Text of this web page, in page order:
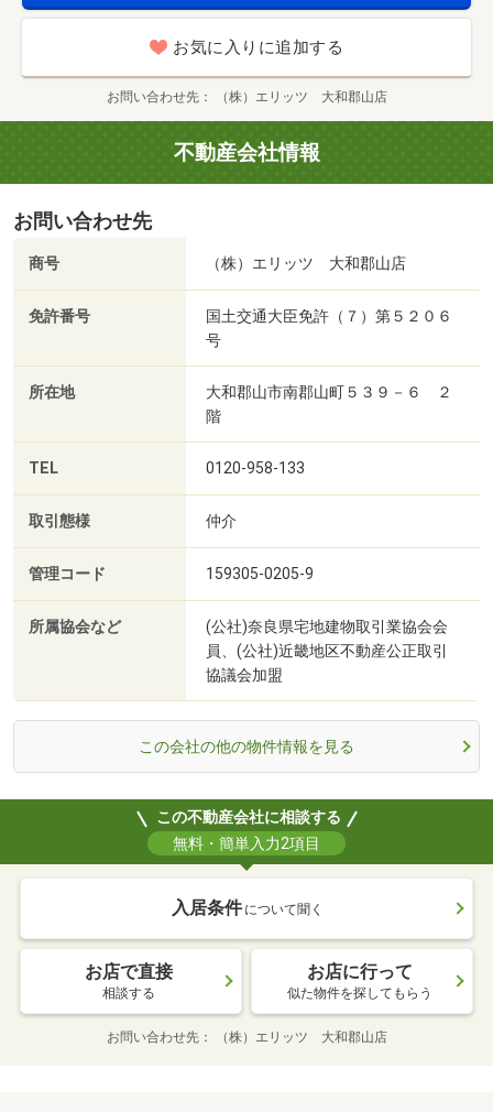
お気に入りに追加する
お問い合わせ先 （株）エリッツ 大和郡山店
不動産会社情報
お問い合わせ先
商号 （株）エリッツ 大和郡山店
免許番号
国土交通大臣免許（７）第５２０６
号
所在地
大和郡山市南郡山町５３９－６ ２
階
TEL 0120-958-133
取引態様 仲介
管理コード 159305-0205-9
所属協会など
(公社)奈良県宅地建物取引業協会会
員、(公社)近畿地区不動産公正取引
協議会加盟
この会社の他の物件情報を見る
この不動産会社に相談する
無料・簡単入力2項目
入居条件 について聞く
お店で直接
相談する
お店に行って
似た物件を探してもらう
お問い合わせ先 （株）エリッツ 大和郡山店